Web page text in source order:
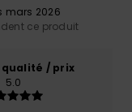
mars 2026
ce produit
qualité / prix
5.0